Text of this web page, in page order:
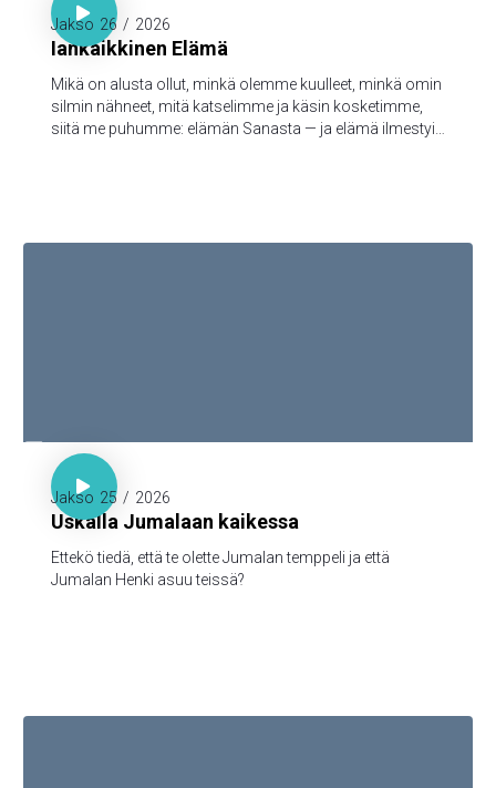

Jakso 26 / 2026
Iankaikkinen Elämä
Mikä on alusta ollut, minkä olemme kuulleet, minkä omin
silmin nähneet, mitä katselimme ja käsin kosketimme,
siitä me puhumme: elämän Sanasta — ja elämä ilmestyi,
yhteys meidän kanssamme; ja meillä on yhteys Isän ja
1. Kor. 3:16

Jakso 25 / 2026
Uskalla Jumalaan kaikessa
Ettekö tiedä, että te olette Jumalan temppeli ja että
Jumalan Henki asuu teissä?